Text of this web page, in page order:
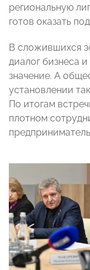
региональную
готов оказать
В сложившихся
диалог бизнеса
значение. А
установлении
По итогам
плотном